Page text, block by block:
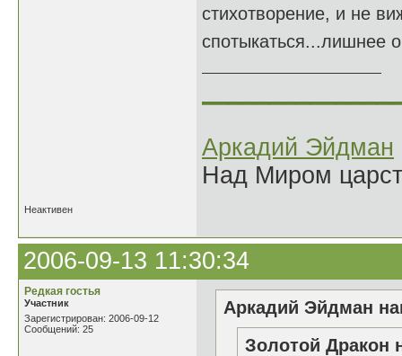
стихотворение, и не
спотыкаться...лишнее
Аркадий Эйдман
Над Миром
Неактивен
2006-09-13 11:30:34
Редкая гостья
Участник
Зарегистрирован: 2006-09-12
Сообщений: 25
Аркадий Эйдман
Золотой Дракон